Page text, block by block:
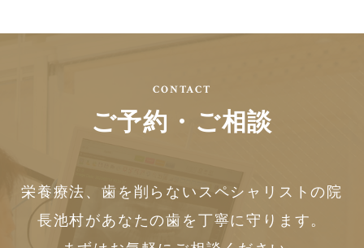
CONTACT
ご予約・ご相談
栄養療法、歯を削らないスペシャリストの院
長池村があなたの歯を丁寧に守ります。